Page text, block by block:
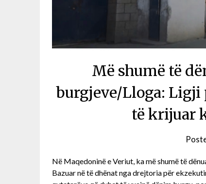
Më shumë të
burgjeve/Lloga:
të krijuar
Në Maqedoninë e Veriut, ka më shumë të
Bazuar në të dhënat nga drejtoria për